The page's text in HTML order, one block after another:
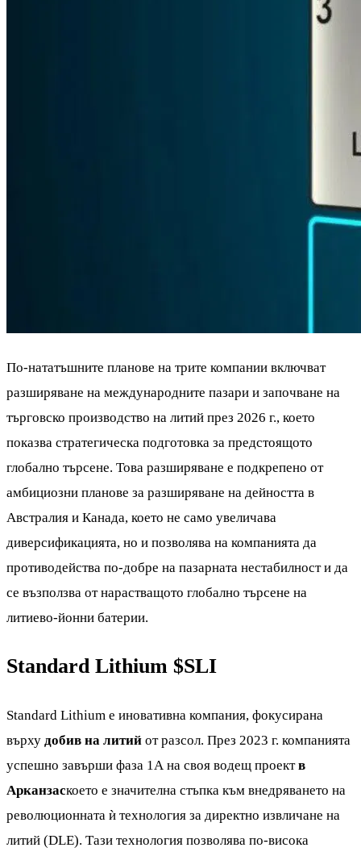
По-нататъшните планове на трите компании включват
разширяване на международните пазари и започване на
търговско производство на литий през 2026 г., което
показва стратегическа подготовка за предстоящото
глобално търсене. Това разширяване е подкрепено от
амбициозни планове за разширяване на дейността в
Австралия и Канада, което не само увеличава
диверсификацията, но и позволява на компанията да
противодейства по-добре на пазарната нестабилност и да
се възползва от нарастващото глобално търсене на
литиево-йонни батерии.
Standard Lithium $SLI
Standard Lithium е иновативна компания, фокусирана
върху добив на литий от разсол. През 2023 г. компанията
успешно завърши фаза 1А на своя водещ проектв
Арканзаскоето е значителна стъпка към внедряването на
революционната ѝ технология за директно извличане на
литий (DLE). Тази технология позволява по-висока